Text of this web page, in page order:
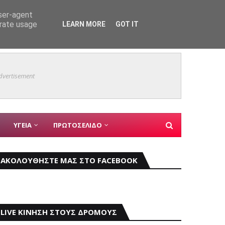
του 9ου Open Air Film Festival ΑΓ ΔΗΜΗΤΡΙΟΣ
ΥΓΕΙΑ ΠΡΩΤΟΣΕΛΙΔΟ
ΑΚΟΛΟΥΘΗΣΤΕ ΜΑΣ ΣΤΟ FACEBOOK
LIVE ΚΙΝΗΣΗ ΣΤΟΥΣ ΔΡΟΜΟΥΣ
agent
usage
LEARN MORE GOT IT